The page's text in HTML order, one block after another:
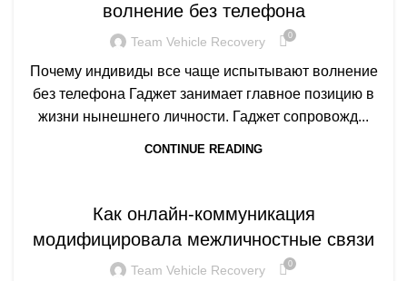
волнение без телефона
Team Vehicle Recovery 0
Почему индивиды все чаще испытывают волнение
без телефона Гаджет занимает главное позицию в
жизни нынешнего личности. Гаджет сопровожд...
CONTINUE READING
Как онлайн-коммуникация
модифицировала межличностные связи
Team Vehicle Recovery 0